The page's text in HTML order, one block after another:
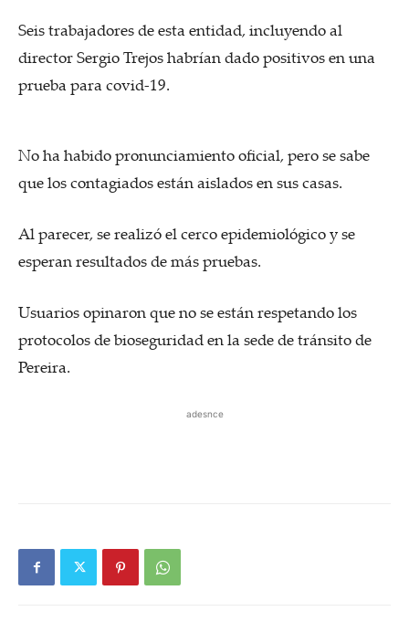
Seis trabajadores de esta entidad, incluyendo al
director Sergio Trejos habrían dado positivos en una
prueba para covid-19.
No ha habido pronunciamiento oficial, pero se sabe
que los contagiados están aislados en sus casas.
Al parecer, se realizó el cerco epidemiológico y se
esperan resultados de más pruebas.
Usuarios opinaron que no se están respetando los
protocolos de bioseguridad en la sede de tránsito de
Pereira.
adesnce